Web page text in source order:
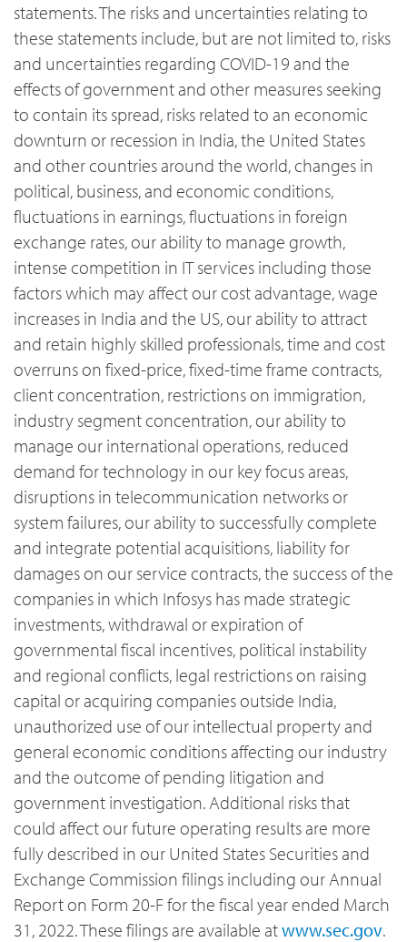
statements. The risks and uncertainties relating to
these statements include, but are not limited to, risks
and uncertainties regarding COVID-19 and the
effects of government and other measures seeking
to contain its spread, risks related to an economic
downturn or recession in India, the United States
and other countries around the world, changes in
political, business, and economic conditions,
fluctuations in earnings, fluctuations in foreign
exchange rates, our ability to manage growth,
intense competition in IT services including those
factors which may affect our cost advantage, wage
increases in India and the US, our ability to attract
and retain highly skilled professionals, time and cost
overruns on fixed-price, fixed-time frame contracts,
client concentration, restrictions on immigration,
industry segment concentration, our ability to
manage our international operations, reduced
demand for technology in our key focus areas,
disruptions in telecommunication networks or
system failures, our ability to successfully complete
and integrate potential acquisitions, liability for
damages on our service contracts, the success of the
companies in which Infosys has made strategic
investments, withdrawal or expiration of
governmental fiscal incentives, political instability
and regional conflicts, legal restrictions on raising
capital or acquiring companies outside India,
unauthorized use of our intellectual property and
general economic conditions affecting our industry
and the outcome of pending litigation and
government investigation. Additional risks that
could affect our future operating results are more
fully described in our United States Securities and
Exchange Commission filings including our Annual
Report on Form 20-F for the fiscal year ended March
31, 2022. These filings are available atwww.sec.gov.